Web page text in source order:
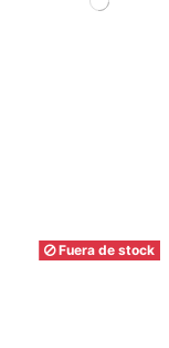
Fuera de stock